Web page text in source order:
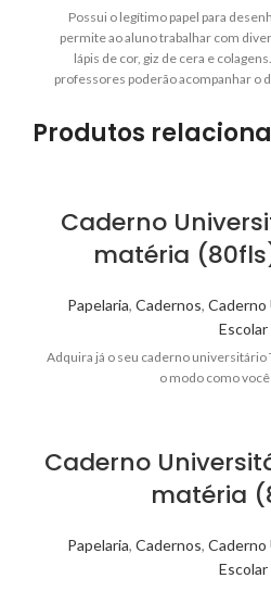
Possui o legítimo papel para
permite ao aluno trabalhar com
lápis de cor, giz de cera e
professores poderão acompanhar o
Produtos
Caderno
matéria
Papelaria, Cadernos, Caderno
Escolar
Adquira já o seu caderno
o modo como
Caderno
matéria
Papelaria, Cadernos, Caderno
Escolar